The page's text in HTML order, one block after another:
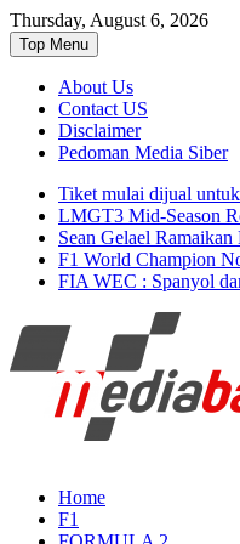
Thursday, August 6, 2026
Top Menu
About Us
Contact US
Disclaimer
Pedoman Media Siber
Tiket mulai dijual
LMGT3 Mid-Season
Sean Gelael
F1 World Champion
FIA WEC : Spanyol
Seputar MotoGP
Home
F1